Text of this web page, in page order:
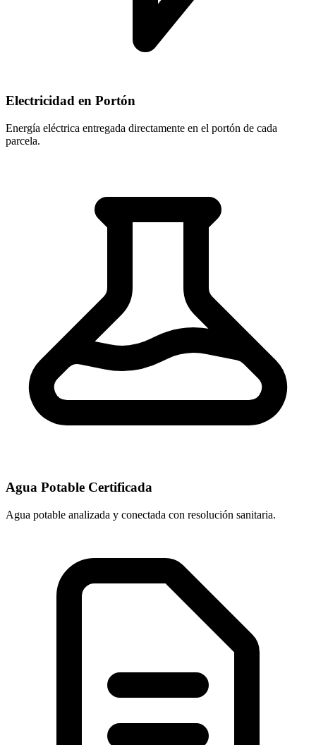
Electricidad en Portón
Energía eléctrica entregada directamente en el portón de cada
parcela.
Agua Potable Certificada
Agua potable analizada y conectada con resolución sanitaria.